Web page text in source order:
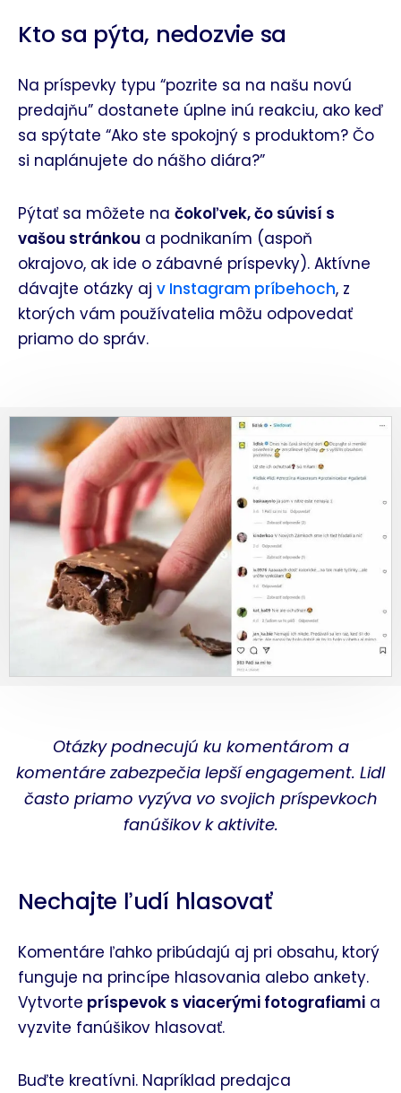
Kto sa pýta, nedozvie sa
Na príspevky typu “pozrite sa na našu novú
predajňu” dostanete úplne inú reakciu, ako keď
sa spýtate “Ako ste spokojný s produktom? Čo
si naplánujete do nášho diára?”
Pýtať sa môžete na čokoľvek, čo súvisí s
vašou stránkou a podnikaním (aspoň
okrajovo, ak ide o zábavné príspevky). Aktívne
dávajte otázky aj v Instagram príbehoch, z
ktorých vám používatelia môžu odpovedať
priamo do správ.
Otázky podnecujú ku komentárom a
komentáre zabezpečia lepší engagement. Lidl
často priamo vyzýva vo svojich príspevkoch
fanúšikov k aktivite.
Nechajte ľudí hlasovať
Komentáre ľahko pribúdajú aj pri obsahu, ktorý
funguje na princípe hlasovania alebo ankety.
Vytvorte príspevok s viacerými fotografiami a
vyzvite fanúšikov hlasovať.
Buďte kreatívni. Napríklad predajca